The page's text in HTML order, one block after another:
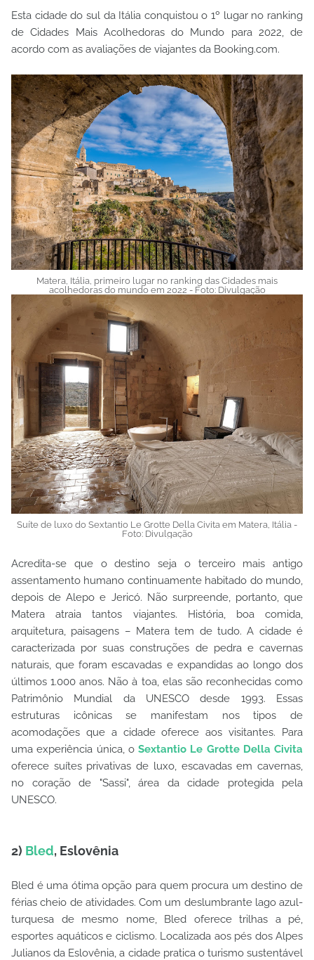
Esta cidade do sul da Itália conquistou o 1º lugar no ranking
de Cidades Mais Acolhedoras do Mundo para 2022, de
acordo com as avaliações de viajantes da Booking.com.
Matera, Itália, primeiro lugar no ranking das Cidades mais
acolhedoras do mundo em 2022 - Foto: Divulgação
Suíte de luxo do Sextantio Le Grotte Della Civita em Matera, Itália -
Foto: Divulgação
Acredita-se que o destino seja o terceiro mais antigo
assentamento humano continuamente habitado do mundo,
depois de Alepo e Jericó. Não surpreende, portanto, que
Matera atraia tantos viajantes. História, boa comida,
arquitetura, paisagens – Matera tem de tudo. A cidade é
caracterizada por suas construções de pedra e cavernas
naturais, que foram escavadas e expandidas ao longo dos
últimos 1.000 anos. Não à toa, elas são reconhecidas como
Patrimônio Mundial da UNESCO desde 1993. Essas
estruturas icônicas se manifestam nos tipos de
acomodações que a cidade oferece aos visitantes. Para
uma experiência única, o Sextantio Le Grotte Della Civita
oferece suítes privativas de luxo, escavadas em cavernas,
no coração de "Sassi", área da cidade protegida pela
UNESCO.
2) Bled, Eslovênia
Bled é uma ótima opção para quem procura um destino de
férias cheio de atividades. Com um deslumbrante lago azul-
turquesa de mesmo nome, Bled oferece trilhas a pé,
esportes aquáticos e ciclismo. Localizada aos pés dos Alpes
Julianos da Eslovênia, a cidade pratica o turismo sustentável